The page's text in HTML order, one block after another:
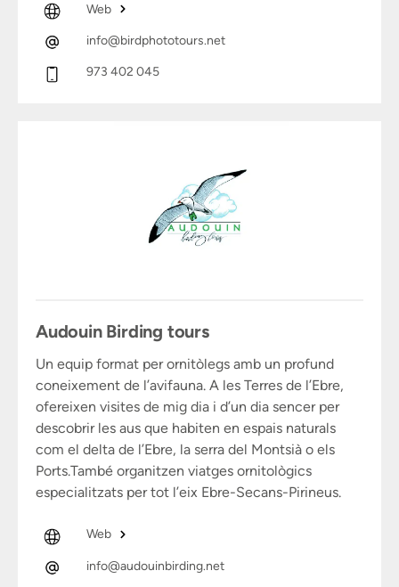
Web
info@birdphototours.net
973 402 045
Audouin Birding tours
Un equip format per ornitòlegs amb un profund
coneixement de l’avifauna. A les Terres de l’Ebre,
ofereixen visites de mig dia i d’un dia sencer per
descobrir les aus que habiten en espais naturals
com el delta de l’Ebre, la serra del Montsià o els
Ports.També organitzen viatges ornitològics
especialitzats per tot l’eix Ebre-Secans-Pirineus.
Web
info@audouinbirding.net